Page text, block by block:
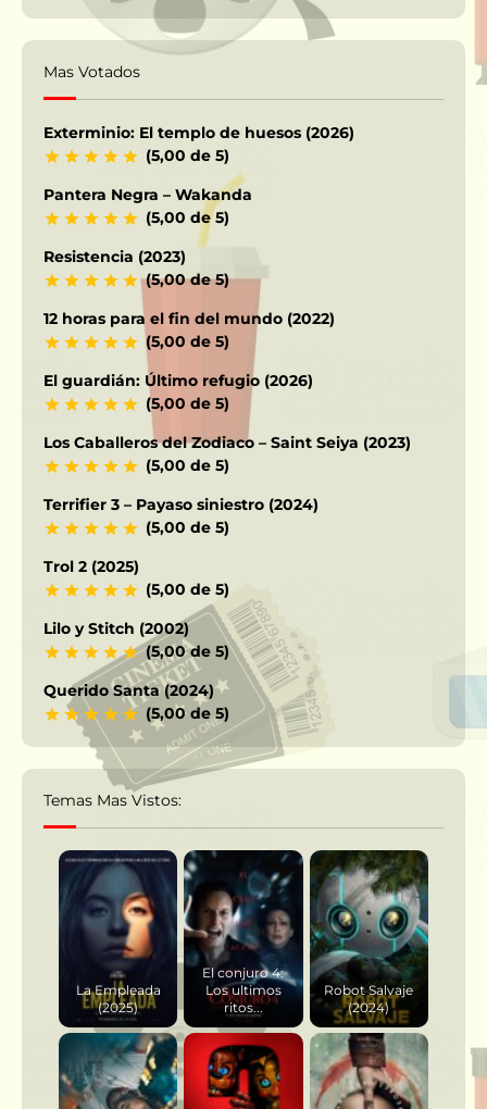
Mas Votados
Exterminio: El templo de huesos (2026)
(5,00 de 5)
Pantera Negra – Wakanda
(5,00 de 5)
Resistencia (2023)
(5,00 de 5)
12 horas para el fin del mundo (2022)
(5,00 de 5)
El guardián: Último refugio (2026)
(5,00 de 5)
Los Caballeros del Zodiaco – Saint Seiya (2023)
(5,00 de 5)
Terrifier 3 – Payaso siniestro (2024)
(5,00 de 5)
Trol 2 (2025)
(5,00 de 5)
Lilo y Stitch (2002)
(5,00 de 5)
Querido Santa (2024)
(5,00 de 5)
Temas Mas Vistos:
La Empleada
(2025)
El conjuro 4:
Los ultimos
ritos...
Robot Salvaje
(2024)